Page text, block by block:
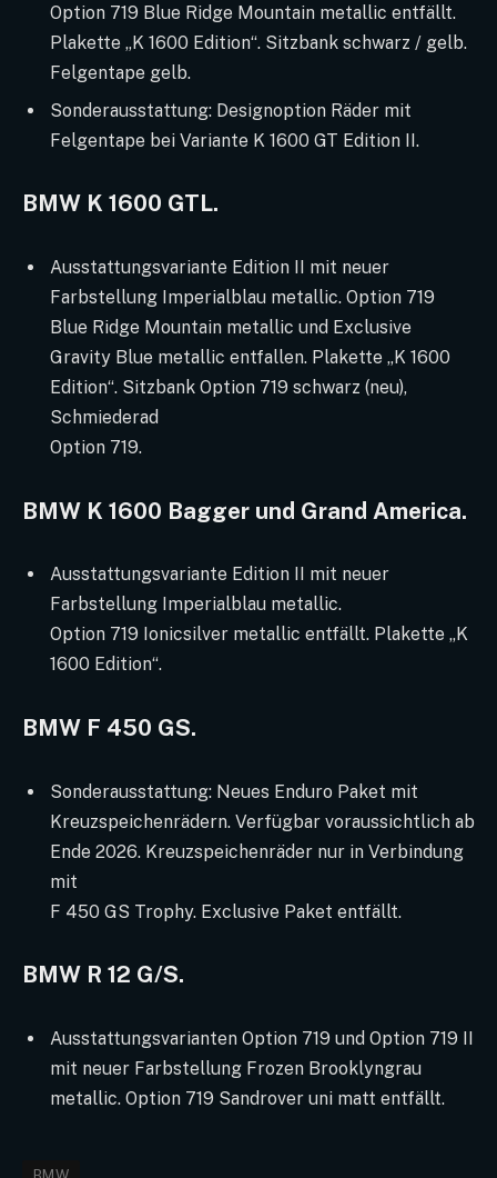
Option 719 Blue Ridge Mountain metallic entfällt.
Plakette „K 1600 Edition“. Sitzbank schwarz / gelb.
Felgentape gelb.
Sonderausstattung: Designoption Räder mit
Felgentape bei Variante K 1600 GT Edition II.
BMW K 1600 GTL.
Ausstattungsvariante Edition II mit neuer
Farbstellung Imperialblau metallic. Option 719
Blue Ridge Mountain metallic und Exclusive
Gravity Blue metallic entfallen. Plakette „K 1600
Edition“. Sitzbank Option 719 schwarz (neu),
Schmiederad
Option 719.
BMW K 1600 Bagger und Grand America.
Ausstattungsvariante Edition II mit neuer
Farbstellung Imperialblau metallic.
Option 719 Ionicsilver metallic entfällt. Plakette „K
1600 Edition“.
BMW F 450 GS.
Sonderausstattung: Neues Enduro Paket mit
Kreuzspeichenrädern. Verfügbar voraussichtlich ab
Ende 2026. Kreuzspeichenräder nur in Verbindung
mit
F 450 GS Trophy. Exclusive Paket entfällt.
BMW R 12 G/S.
Ausstattungsvarianten Option 719 und Option 719 II
mit neuer Farbstellung Frozen Brooklyngrau
metallic. Option 719 Sandrover uni matt entfällt.